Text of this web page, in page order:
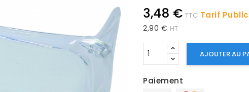
3,48 € TTC Tarif
2,90 € HT
AJOUTER AU
Paiement